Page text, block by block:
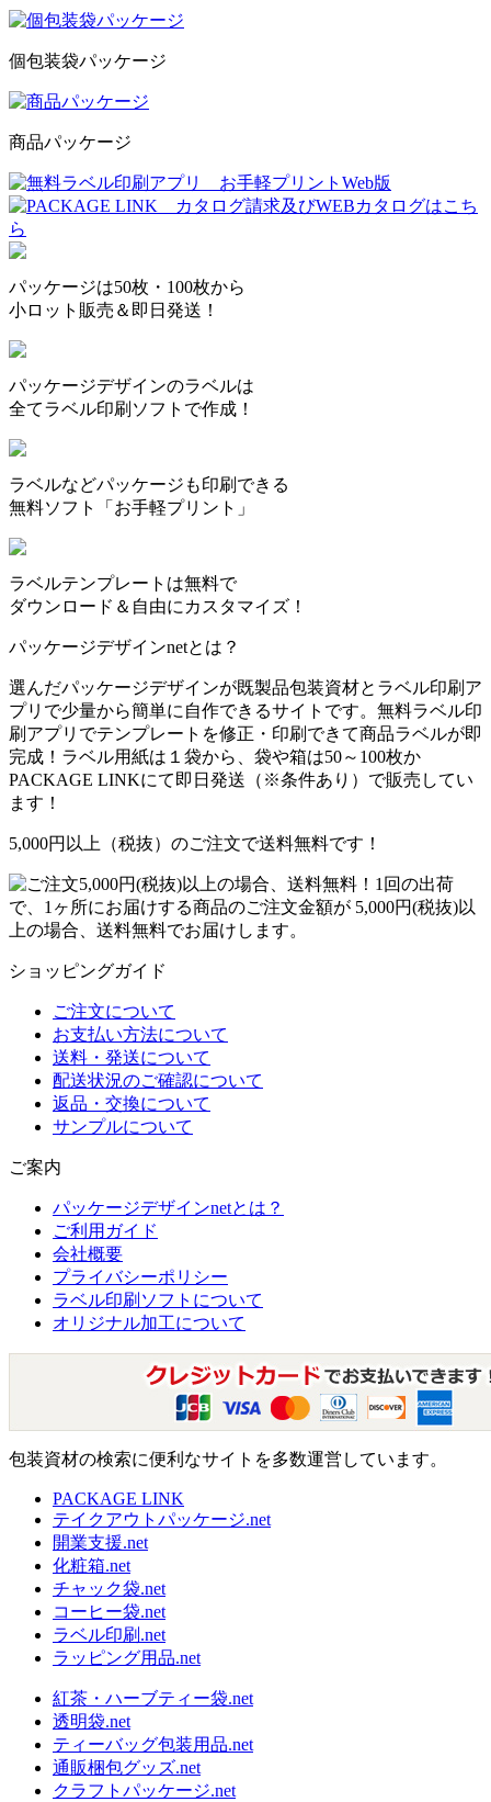
個包装袋パッケージ
商品パッケージ
パッケージは50枚・100枚から
小ロット販売＆即日発送！
パッケージデザインのラベルは
全てラベル印刷ソフトで作成！
ラベルなどパッケージも印刷できる
無料ソフト「お手軽プリント」
ラベルテンプレートは無料で
ダウンロード＆自由にカスタマイズ！
パッケージデザインnetとは？
選んだパッケージデザインが既製品包装資材とラベル印刷ア
プリで少量から簡単に自作できるサイトです。無料ラベル印
刷アプリでテンプレートを修正・印刷できて商品ラベルが即
完成！ラベル用紙は１袋から、袋や箱は50～100枚か
PACKAGE LINKにて即日発送 （※条件あり） で販売してい
ます！
5,000円以上（税抜）のご注文で送料無料です！
1回の出荷
で、1ヶ所にお届けする商品のご注文金額が 5,000円(税抜)以
上の場合、送料無料でお届けします。
ショッピングガイド
ご注文について
お支払い方法について
送料・発送について
配送状況のご確認について
返品・交換について
サンプルについて
ご案内
パッケージデザインnetとは？
ご利用ガイド
会社概要
プライバシーポリシー
ラベル印刷ソフトについて
オリジナル加工について
包装資材の検索に便利なサイトを多数運営しています。
PACKAGE LINK
テイクアウトパッケージ.net
開業支援.net
化粧箱.net
チャック袋.net
コーヒー袋.net
ラベル印刷.net
ラッピング用品.net
紅茶・ハーブティー袋.net
透明袋.net
ティーバッグ包装用品.net
通販梱包グッズ.net
クラフトパッケージ.net